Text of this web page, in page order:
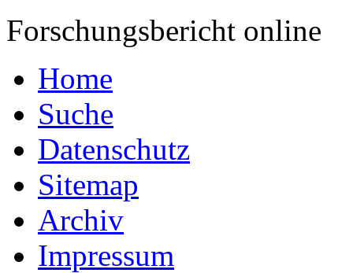
Forschungsbericht online
Home
Suche
Datenschutz
Sitemap
Archiv
Impressum